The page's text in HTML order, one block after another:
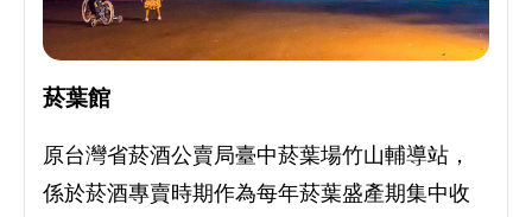
菸葉館
原台灣省菸酒公賣局臺中菸葉場竹山輔導站，
係於菸酒專賣時期作為每年菸葉盛產期集中收